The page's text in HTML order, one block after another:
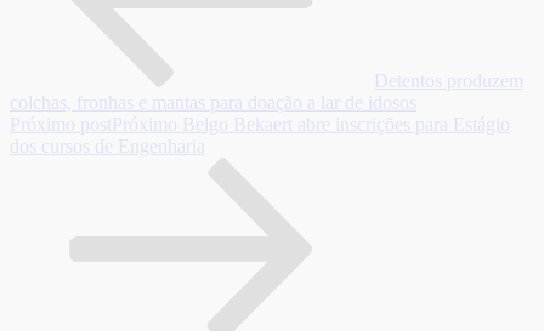
Detentos produzem
colchas, fronhas e mantas para doação a lar de idosos
Próximo post Próximo Belgo Bekaert abre inscrições para Estágio
dos cursos de Engenharia